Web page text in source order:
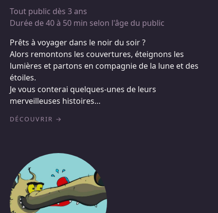
Tout public dès 3 ans
Durée de 40 à 50 min selon l'âge du public
Prêts à voyager dans le noir du soir ?
Alors remontons les couvertures, éteignons les
lumières et partons en compagnie de la lune et des
étoiles.
Je vous conterai quelques-unes de leurs
merveilleuses histoires…
DÉCOUVRIR